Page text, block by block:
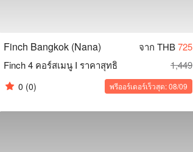
Finch Bangkok (Nana) จาก THB725
Finch 4 คอร์สเมนู I ราคาสุทธิ
1,449
0 (0) พรีออร์เดอร์เร็วสุด: 08/09